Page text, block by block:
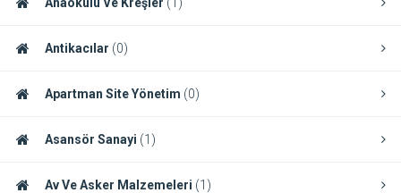
Antikacılar (0)
Apartman Site Yönetim (0)
Asansör Sanayi (1)
Av Ve Asker Malzemeleri (1)